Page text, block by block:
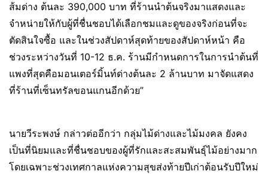
ส้มด่าง ต้นละ 390,000 บาท ที่ร้านนำต้นจริงมาแสดงและ
จำหน่ายให้กับผู้ที่ชื่นชอบได้เลือกชมและดูของจริงก่อนที่จะ
ตัดสินใจซื้อ และในช่วงสัปดาห์สุดท้ายของสัปดาห์หน้า คือ
ช่วงระหว่างวันที่ 10-12 ธ.ค. ร้านมีกำหนดการในการนำต้นที่
แพงที่สุดคือมอนเตอร์มิ้นท์ด่างต้นละ 2 ล้านบาท มาจัดแสดง
ที่ร้านที่เซ็นทรัลขอนแกนอีกด้วย”
นายวีระพงษ์ กล่าวต่ออีกว่า กลุ่มไม้ด่างและไม้มงคล ยังคง
เป็นที่นิยมและที่ชื่นชอบของผู้ที่รักและสะสมพันธุ์ไม้อย่างมาก
โดยเฉพาะช่วงเทศกาลแห่งความสุขส่งท้ายปีเก่าต้อนรับปีใหม่